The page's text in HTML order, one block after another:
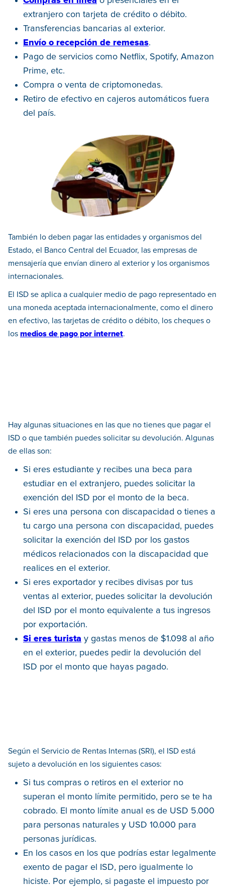
extranjero con tarjeta de crédito o débito.
Transferencias bancarias al exterior.
Envío o recepción de remesas.
Pago de servicios como Netflix, Spotify, Amazon
Prime, etc.
Compra o venta de criptomonedas.
Retiro de efectivo en cajeros automáticos fuera
del país.
También lo deben pagar las entidades y organismos del
Estado, el Banco Central del Ecuador, las empresas de
mensajería que envían dinero al exterior y los organismos
internacionales.
El ISD se aplica a cualquier medio de pago representado en
una moneda aceptada internacionalmente, como el dinero
en efectivo, las tarjetas de crédito o débito, los cheques o
los medios de pago por internet.
Hay algunas situaciones en las que no tienes que pagar el
ISD o que también puedes solicitar su devolución. Algunas
de ellas son:
Si eres estudiante y recibes una beca para
estudiar en el extranjero, puedes solicitar la
exención del ISD por el monto de la beca.
Si eres una persona con discapacidad o tienes a
tu cargo una persona con discapacidad, puedes
solicitar la exención del ISD por los gastos
médicos relacionados con la discapacidad que
realices en el exterior.
Si eres exportador y recibes divisas por tus
ventas al exterior, puedes solicitar la devolución
del ISD por el monto equivalente a tus ingresos
por exportación.
Si eres turista y gastas menos de $1.098 al año
en el exterior, puedes pedir la devolución del
ISD por el monto que hayas pagado.
Según el Servicio de Rentas Internas (SRI), el ISD está
sujeto a devolución en los siguientes casos:
Si tus compras o retiros en el exterior no
superan el monto límite permitido, pero se te ha
cobrado. El monto límite anual es de USD 5.000
para personas naturales y USD 10.000 para
personas jurídicas.
En los casos en los que podrías estar legalmente
exento de pagar el ISD, pero igualmente lo
hiciste. Por ejemplo, si pagaste el impuesto por